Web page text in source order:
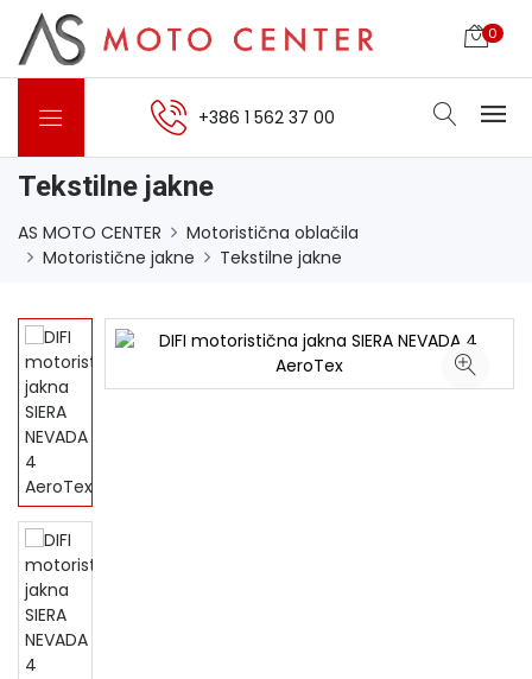
0
+386 1 562 37 00
Tekstilne jakne
AS MOTO CENTER
Motoristična oblačila
Motoristične jakne
Tekstilne jakne